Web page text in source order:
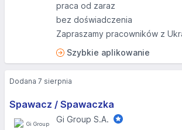
praca od zaraz
bez doświadczenia
Zapraszamy pracowników z
Szybkie aplikowanie
Spawacz / Spawaczka
Gi Group S.A.
Dodana 7 sierpnia